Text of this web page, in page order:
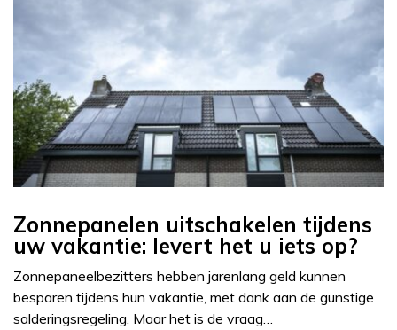
Zonnepanelen uitschakelen tijdens
uw vakantie: levert het u iets op?
Zonnepaneelbezitters hebben jarenlang geld kunnen
besparen tijdens hun vakantie, met dank aan de gunstige
salderingsregeling. Maar het is de vraag…